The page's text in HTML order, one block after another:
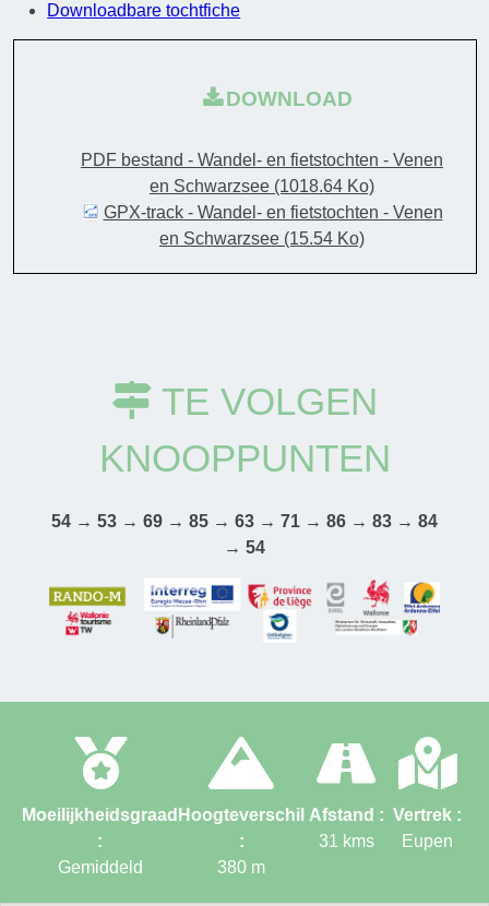
Downloadbare tochtfiche
DOWNLOAD
PDF bestand - Wandel- en fietstochten - Venen
en Schwarzsee (1018.64 Ko)
GPX-track - Wandel- en fietstochten - Venen
en Schwarzsee (15.54 Ko)
TE VOLGEN
KNOOPPUNTEN
54 → 53 → 69 → 85 → 63 → 71 → 86 → 83 → 84
→ 54
Moeilijkheidsgraad
:
Gemiddeld
Hoogteverschil
:
380 m
Afstand :
31
kms
Vertrek :
Eupen